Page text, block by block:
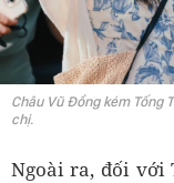
Châu Vũ Đồng kém Tống
chị.
Ngoài ra, đối với